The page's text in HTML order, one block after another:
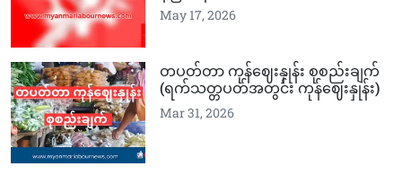
May 17, 2026
တပတ်တာ ကုန်ဈေးနှုန်း စုစည်းချက်
(ရက်သတ္တပတ်အတွင်း ကုန်ဈေးနှုန်း)
Mar 31, 2026